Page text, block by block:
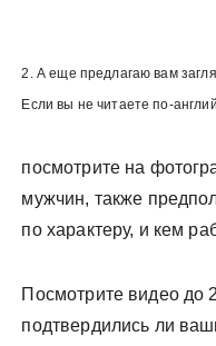
2. А еще предлагаю вам
Если вы не читаете по-
посмотрите на
мужчин, также
по характеру, и кем
Посмотрите видео до
подтвердились ли